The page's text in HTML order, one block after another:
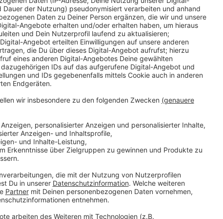
Der Mann wollte am späten Dienstagnachmittag (gegen 17
überqueren - mehrere Zeugen haben der Polizei bestätigt, dass
zeigte. Der Bus der Rheinbahn-Linie 735 bog aus der
erfasste den Mann. Seine Verletzung habe zunächst "nicht
Polizei-Sprecher Antenne Düsseldorf heute sagte - heute sei
Krankenhaus gekommen, dass der Mann verstorben sei. Um den
klären zu können, bittet die Polizei um weitere Hilfe von
Anzeige
Weitere Infos und Links zum Thema:
Anzeige